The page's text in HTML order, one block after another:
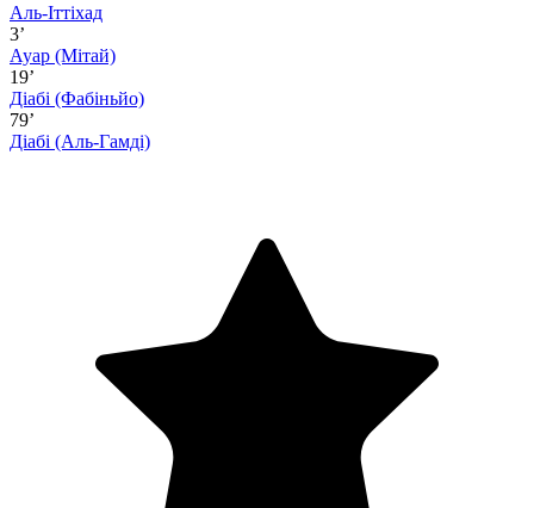
Аль-Іттіхад
3’
Ауар (Мітай)
19’
Діабі (Фабіньйо)
79’
Діабі (Аль-Гамді)